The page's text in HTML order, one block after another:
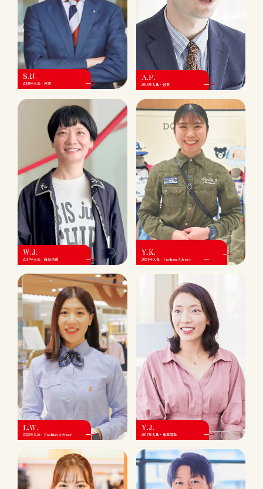
S.N.
2009年入社・営業
A.P.
2018年入社・営業
W.J.
2017年入社・商品企画
Y.K.
2024年入社・Fashion Adviser
L.W.
2022年入社・Fashion Adviser
Y.J.
2017年入社・事業開発